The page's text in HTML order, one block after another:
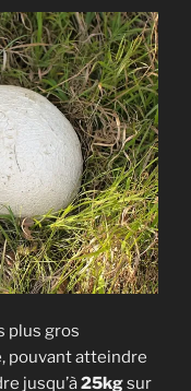
plus gros
pouvant atteindre
jusqu’à25kgsur